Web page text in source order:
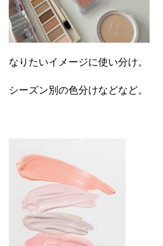
なりたいイメージに使い分け。
シーズン別の色分けなどなど。